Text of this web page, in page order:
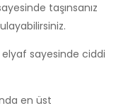
taşınsanız
sayesinde ciddi
en üst